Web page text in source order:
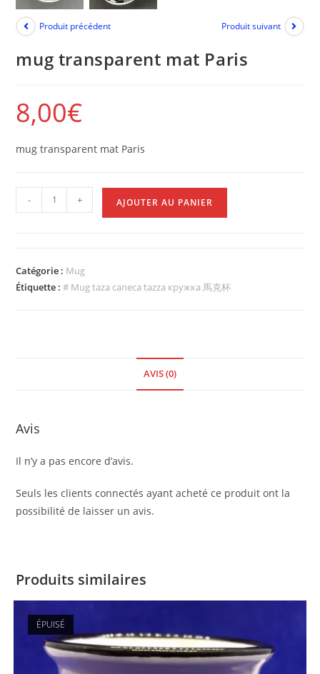
Produit précédent Produit suivant
mug transparent mat Paris
8,00€
mug transparent mat Paris
- + AJOUTER AU PANIER
Catégorie : Mug
Étiquette :# Mug taza caneca tazza кружка 馬克杯
AVIS (0)
Avis
Il n’y a pas encore d’avis.
Seuls les clients connectés ayant acheté ce produit ont la
possibilité de laisser un avis.
Produits similaires
ÉPUISÉ